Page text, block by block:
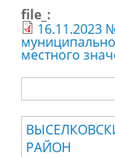
file_:
16.11.2023
местного
Поиск
РАЙОН